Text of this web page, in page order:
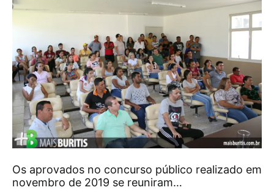
Os aprovados no concurso público realizado em
novembro de 2019 se reuniram…